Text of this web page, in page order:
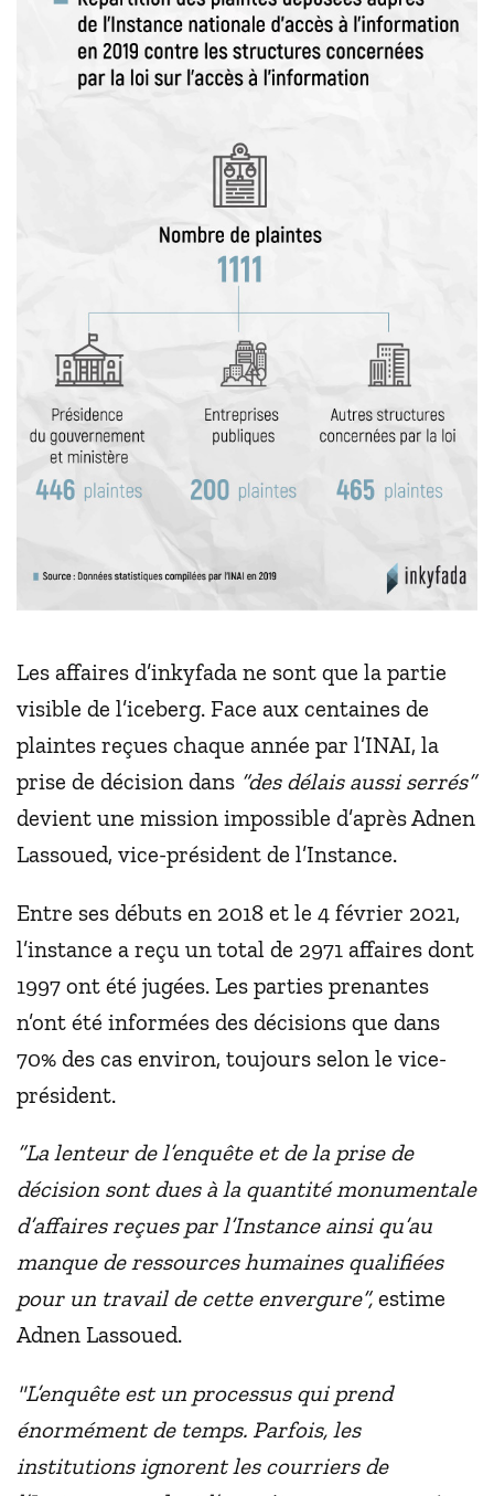
Les affaires d’inkyfada ne sont que la partie
visible de l’iceberg. Face aux centaines de
plaintes reçues chaque année par l’INAI, la
prise de décision dans “des délais aussi serrés”
devient une mission impossible d’après Adnen
Lassoued, vice-président de l’Instance.
Entre ses débuts en 2018 et le 4 février 2021,
l’instance a reçu un total de 2971 affaires dont
1997 ont été jugées. Les parties prenantes
n’ont été informées des décisions que dans
70% des cas environ, toujours selon le vice-
président.
“La lenteur de l’enquête et de la prise de
décision sont dues à la quantité monumentale
d’affaires reçues par l’Instance ainsi qu’au
manque de ressources humaines qualifiées
pour un travail de cette envergure”, estime
Adnen Lassoued.
"L’enquête est un processus qui prend
énormément de temps. Parfois, les
institutions ignorent les courriers de